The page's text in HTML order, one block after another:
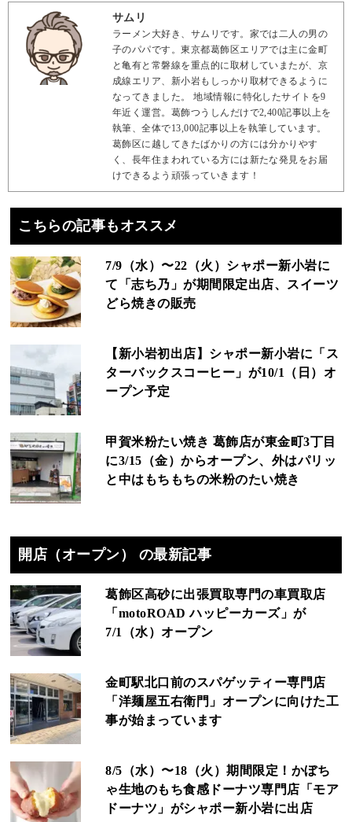
サムリ
ラーメン大好き、サムリです。家では二人の男の
子のパパです。東京都葛飾区エリアでは主に金町
と亀有と常磐線を重点的に取材していまたが、京
成線エリア、新小岩もしっかり取材できるように
なってきました。 地域情報に特化したサイトを9
年近く運営。葛飾つうしんだけで2,400記事以上を
執筆、全体で13,000記事以上を執筆しています。
葛飾区に越してきたばかりの方には分かりやす
く、長年住まわれている方には新たな発見をお届
けできるよう頑張っていきます！
こちらの記事もオススメ
7/9（水）〜22（火）シャポー新小岩に
て「志ち乃」が期間限定出店、スイーツ
どら焼きの販売
【新小岩初出店】シャポー新小岩に「ス
ターバックスコーヒー」が10/1（日）オ
ープン予定
甲賀米粉たい焼き 葛飾店が東金町3丁目
に3/15（金）からオープン、外はパリッ
と中はもちもちの米粉のたい焼き
開店（オープン） の最新記事
葛飾区高砂に出張買取専門の車買取店
「motoROAD ハッピーカーズ」が
7/1（水）オープン
金町駅北口前のスパゲッティー専門店
「洋麺屋五右衛門」オープンに向けた工
事が始まっています
8/5（水）〜18（火）期間限定！かぼち
ゃ生地のもち食感ドーナツ専門店「モア
ドーナツ」がシャポー新小岩に出店